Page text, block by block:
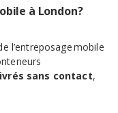
à London?
l’entreposage mobile
sans contact,